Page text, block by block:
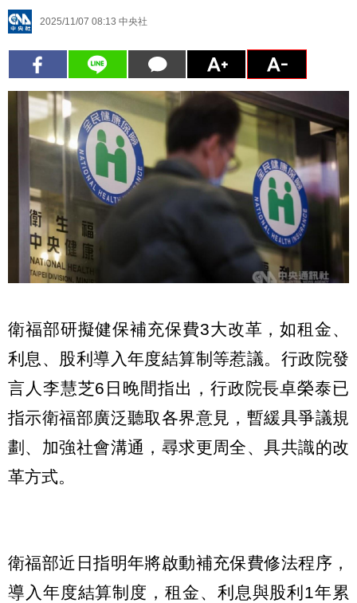
2025/11/07 08:13 中央社
衛福部研擬健保補充保費3大改革，如租金、
利息、股利導入年度結算制等惹議。行政院發
言人李慧芝6日晚間指出，行政院長卓榮泰已
指示衛福部廣泛聽取各界意見，暫緩具爭議規
劃、加強社會溝通，尋求更周全、具共識的改
革方式。
衛福部近日指明年將啟動補充保費修法程序，
導入年度結算制度，租金、利息與股利1年累